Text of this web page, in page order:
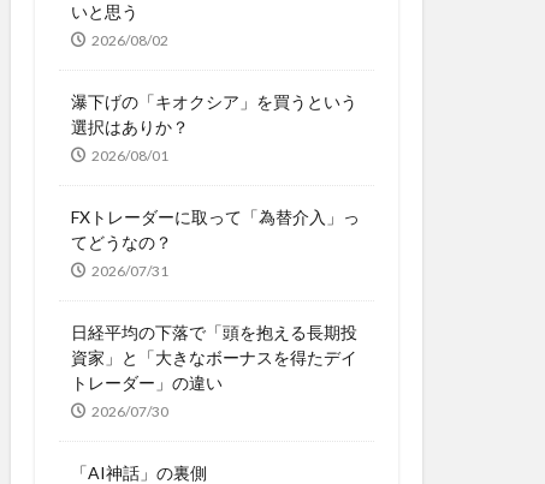
いと思う
2026/08/02
瀑下げの「キオクシア」を買うという
選択はありか？
2026/08/01
FXトレーダーに取って「為替介入」っ
てどうなの？
2026/07/31
日経平均の下落で「頭を抱える長期投
資家」と「大きなボーナスを得たデイ
トレーダー」の違い
2026/07/30
「AI神話」の裏側